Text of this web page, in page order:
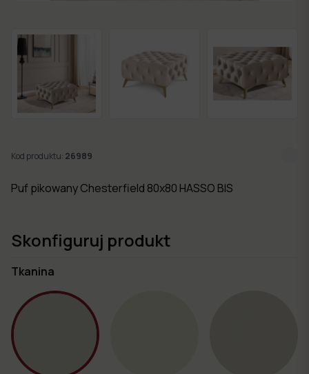
dni
Nowości
Kolekcje
mebli
Kod produktu: 26989
Puf pikowany Chesterfield 80x80 HASSO BIS
Skonfiguruj produkt
Tkanina